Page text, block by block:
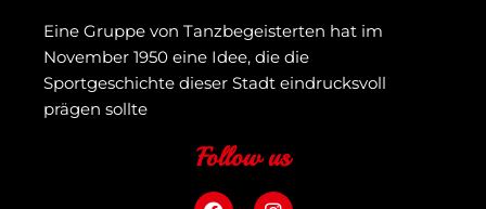
Eine Gruppe von Tanzbegeisterten hat im
November 1950 eine Idee, die die
Sportgeschichte dieser Stadt eindrucksvoll
prägen sollte
Follow us